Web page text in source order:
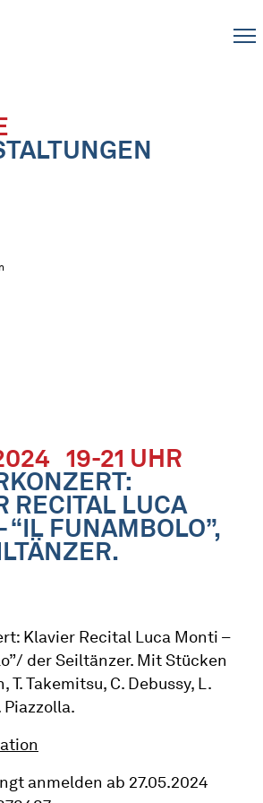
19-21 UHR
RECITAL LUCA
“IL FUNAMBOLO”,
Klavier Recital Luca Monti –
der Seiltänzer. Mit Stücken
T. Takemitsu, C. Debussy, L.
anmelden ab 27.05.2024